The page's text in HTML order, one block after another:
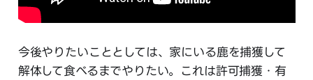
今後やりたいこととしては、家にいる鹿を捕獲して
解体して食べるまでやりたい。これは許可捕獲・有